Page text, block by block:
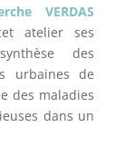
VERDAS
atelier ses
des
urbaines de
des maladies
dans un